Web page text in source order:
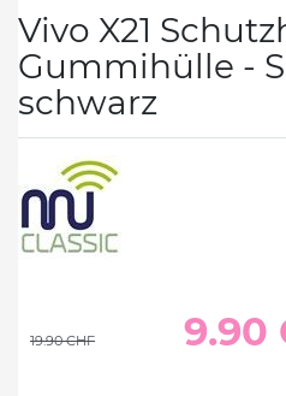
Vivo X21
Gummihülle -
schwarz
19.90 CHF 9.90